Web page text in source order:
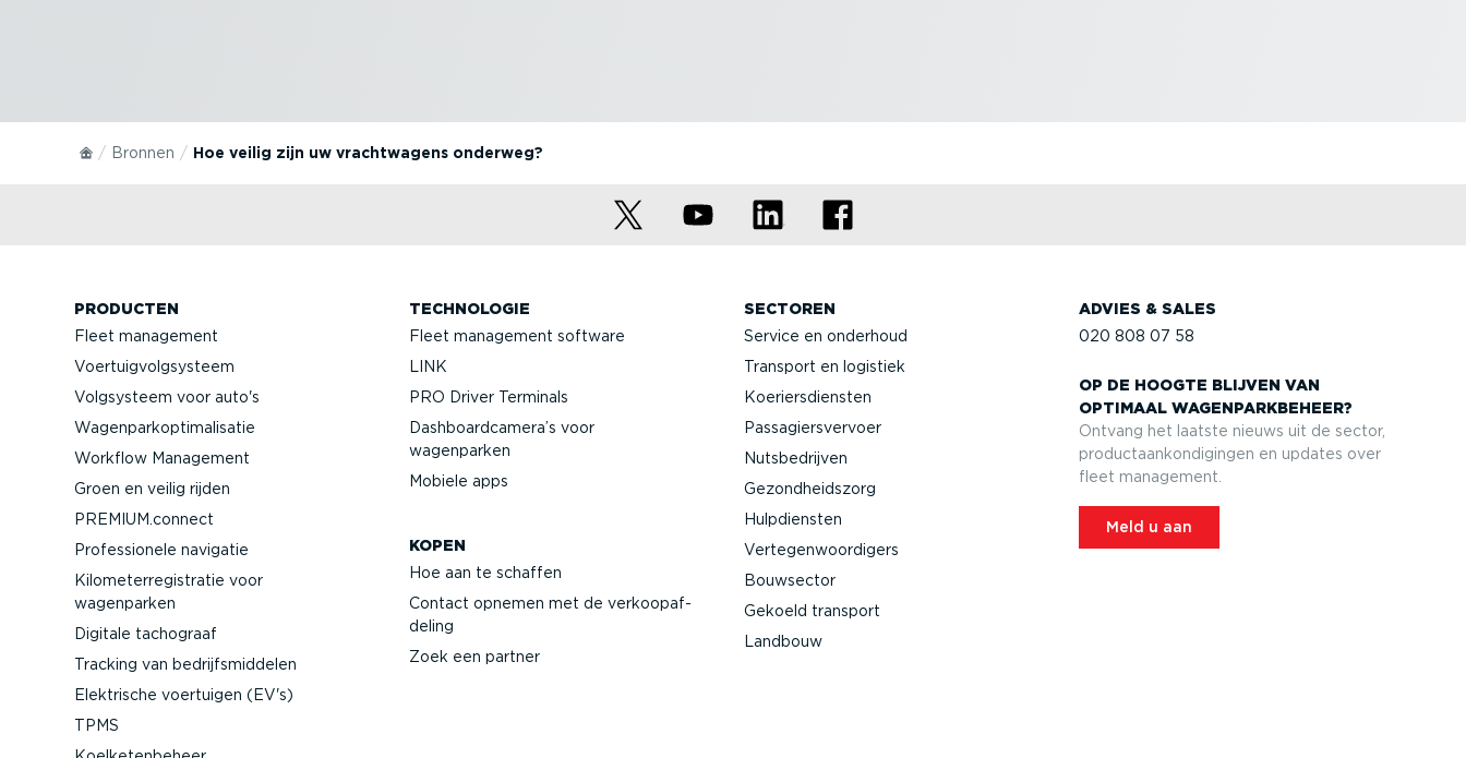
Bronnen Hoe veilig zijn uw vracht­wagens onderweg?
PRODUCTEN
Fleet management
Voertuig­volg­systeem
Volgsysteem voor auto's
Wagen­par­kop­ti­ma­li­satie
Workflow Management
Groen en veilig rijden
PREMIUM.connect
Profes­si­onele navigatie
Kilome­ter­re­gi­stratie voor
wagenparken
Digitale tachograaf
Tracking van bedrijfs­mid­delen
Elektrische voertuigen (EV's)
TPMS
TECHNOLOGIE
Fleet management software
LINK
PRO Driver Terminals
Dashboard­camera’s voor
wagenparken
Mobiele apps
KOPEN
Hoe aan te schaffen
Contact opnemen met de verkoop­af­
deling
Zoek een partner
SECTOREN
Service en onderhoud
Transport en logistiek
Koeriers­diensten
Passa­giers­vervoer
Nutsbe­drijven
Gezond­heidszorg
Hulpdiensten
Verte­gen­woor­digers
Bouwsector
Gekoeld transport
Landbouw
ADVIES & SALES
020 808 07 58
OP DE HOOGTE BLIJVEN VAN
OPTIMAAL WAGEN­PARK­BEHEER?
Ontvang het laatste nieuws uit de sector,
product­aan­kon­di­gingen en updates over
fleet management.
Meld u aan